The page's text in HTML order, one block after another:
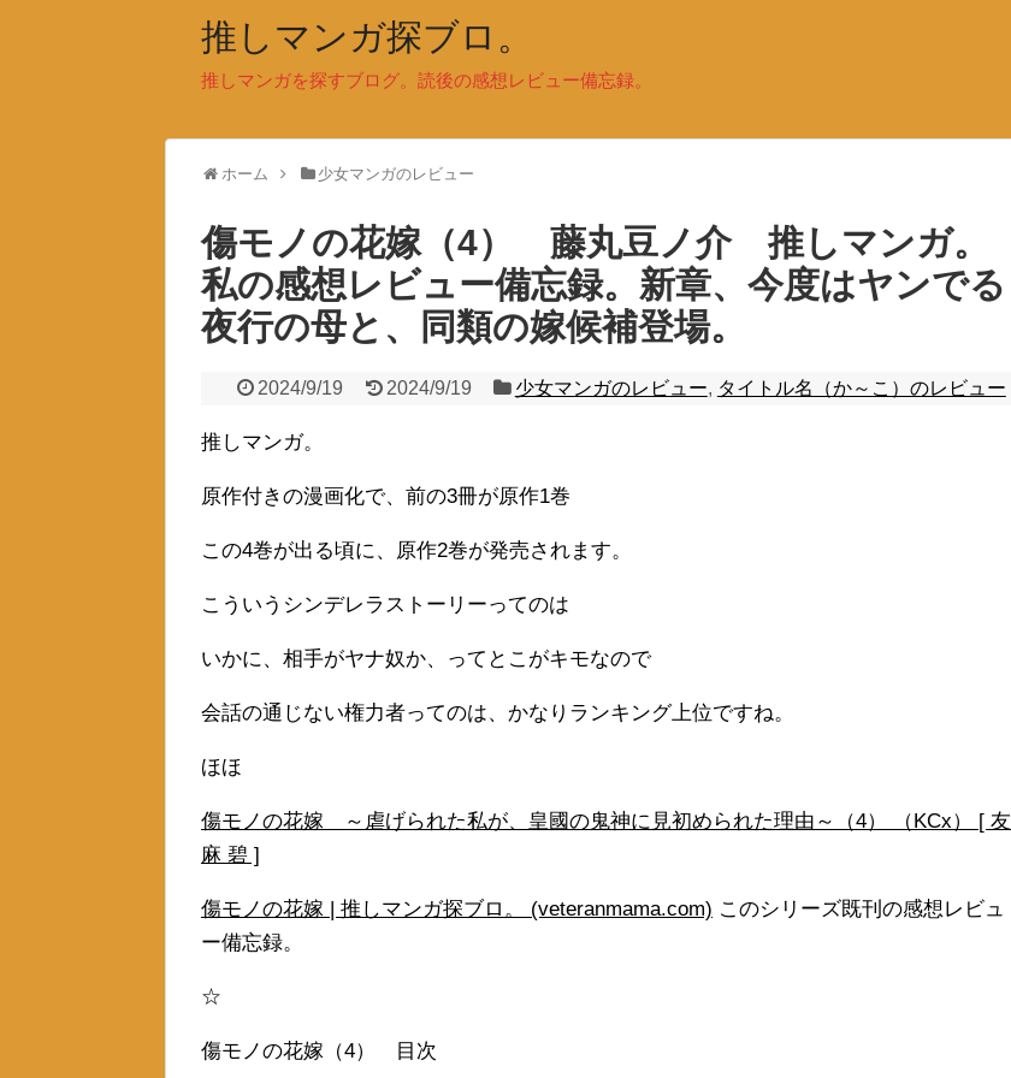
推しマンガ探ブロ。
推しマンガを探すブログ。読後の感想レビュー備忘録。
ホーム 少女マンガのレビュー
傷モノの花嫁（4） 藤丸豆ノ介 推しマンガ。
私の感想レビュー備忘録。新章、今度はヤンでる
夜行の母と、同類の嫁候補登場。
2024/9/19 2024/9/19 少女マンガのレビュー, タイトル名（か～こ）のレビュー
推しマンガ。
原作付きの漫画化で、前の3冊が原作1巻
この4巻が出る頃に、原作2巻が発売されます。
こういうシンデレラストーリーってのは
いかに、相手がヤナ奴か、ってとこがキモなので
会話の通じない権力者ってのは、かなりランキング上位ですね。
ほほ
傷モノの花嫁 ～虐げられた私が、皇國の鬼神に見初められた理由～（4） （KCx） [ 友
麻 碧 ]
傷モノの花嫁 | 推しマンガ探ブロ。 (veteranmama.com) このシリーズ既刊の感想レビュ
ー備忘録。
☆
傷モノの花嫁（4） 目次